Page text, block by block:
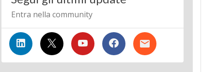
Entra nella community